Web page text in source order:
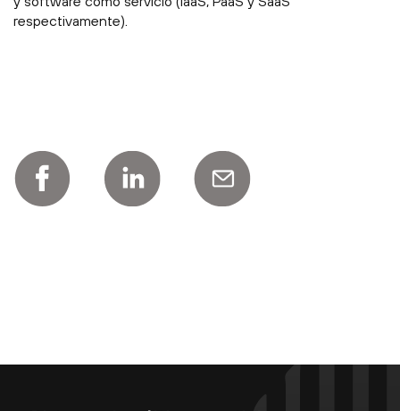
respectivamente).